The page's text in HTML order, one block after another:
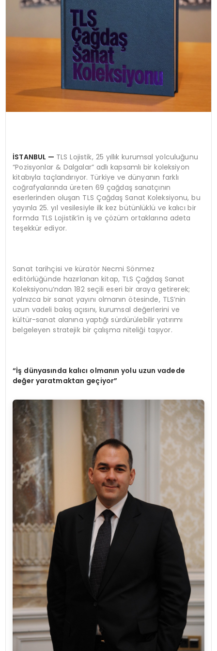
İSTANBUL — TLS Lojistik, 25 yıllık kurumsal yolculuğunu
“Pozisyonlar & Dalgalar” adlı kapsamlı bir koleksiyon
kitabıyla taçlandırıyor. Türkiye ve dünyanın farklı
coğrafyalarında üreten 69 çağdaş sanatçının
eserlerinden oluşan TLS Çağdaş Sanat Koleksiyonu, bu
yayınla 25. yıl vesilesiyle ilk kez bütünlüklü ve kalıcı bir
formda TLS Lojistik’in iş ve çözüm ortaklarına adeta
teşekkür ediyor.
Sanat tarihçisi ve küratör Necmi Sönmez
editörlüğünde hazırlanan kitap, TLS Çağdaş Sanat
Koleksiyonu’ndan 182 seçili eseri bir araya getirerek;
yalnızca bir sanat yayını olmanın ötesinde, TLS’nin
uzun vadeli bakış açısını, kurumsal değerlerini ve
kültür-sanat alanına yaptığı sürdürülebilir yatırımı
belgeleyen stratejik bir çalışma niteliği taşıyor.
“İş dünyasında kalıcı olmanın yolu uzun vadede
değer yaratmaktan geçiyor”